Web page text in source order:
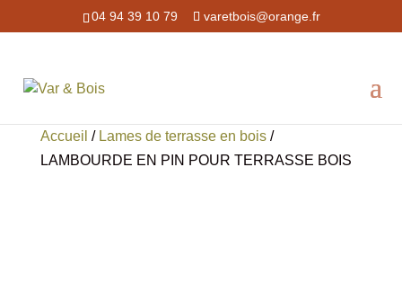
04 94 39 10 79 varetbois@orange.fr
Accueil / Lames de terrasse en bois/
LAMBOURDE EN PIN POUR TERRASSE BOIS